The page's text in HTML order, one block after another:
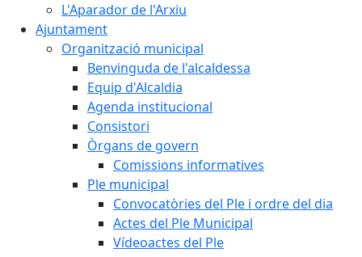
L'Aparador de l'Arxiu
Ajuntament
Organització municipal
Benvinguda de l'alcaldessa
Equip d'Alcaldia
Agenda institucional
Consistori
Òrgans de govern
Comissions informatives
Ple municipal
Convocatòries del Ple i ordre del dia
Actes del Ple Municipal
Vídeoactes del Ple